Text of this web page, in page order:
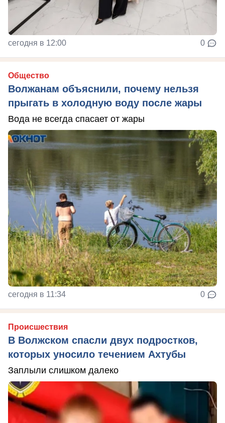
сегодня в 12:00 0
Общество
Волжанам объяснили, почему нельзя
прыгать в холодную воду после жары
Вода не всегда спасает от жары
сегодня в 11:34 0
Происшествия
В Волжском спасли двух подростков,
которых уносило течением Ахтубы
Заплыли слишком далеко